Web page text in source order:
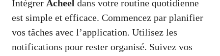
Intégrer Acheel dans votre routine quotidienne
est simple et efficace. Commencez par planifier
vos tâches avec l’application. Utilisez les
notifications pour rester organisé. Suivez vos